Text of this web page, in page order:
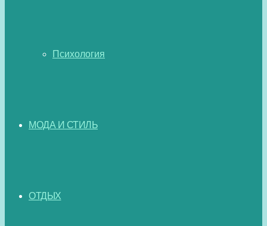
Психология
МОДА И СТИЛЬ
ОТДЫХ